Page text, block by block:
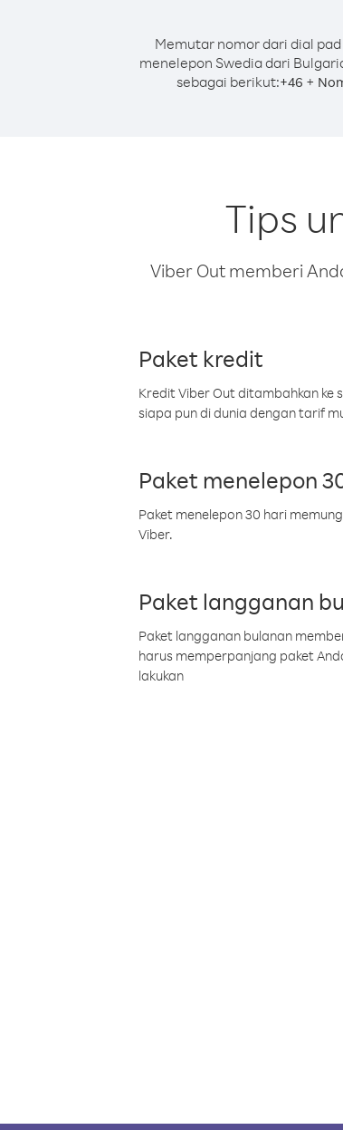
Memutar nomor dari dial pad
menelepon Swedia dari
sebagai berikut:+46 +
Tips
Viber Out memberi
Paket kredit
Kredit Viber Out ditambahkan ke
siapa pun di dunia dengan tarif
Paket menelepon
Paket menelepon 30 hari
Viber.
Paket langganan
Paket langganan bulanan
harus memperpanjang paket
lakukan